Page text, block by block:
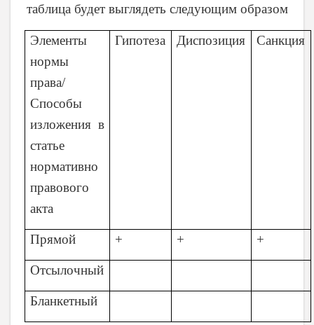
таблица будет выглядеть следующим образом
Элементы
нормы
права/
Способы
изложения в
статье
нормативно
правового
акта
Гипотеза Диспозиция Санкция
Прямой + + +
Отсылочный
Бланкетный